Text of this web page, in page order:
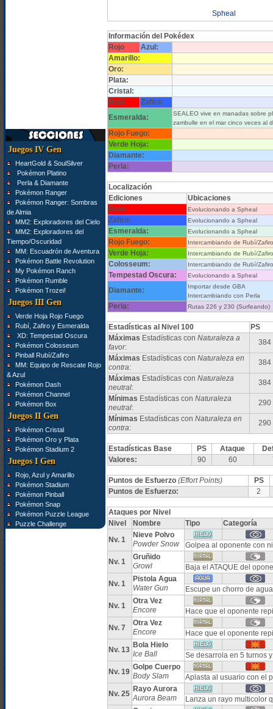
Juegos IV Gen
HeartGold & SoulSilver
Pokémon Platino
Perla & Diamante
Pokémon Ranger
Pokémon Ranger: Sombras
de Almia
MM2: Exploradores del Cielo
MM2: Exploradores del
Tiempo/Oscuridad
MM: Escuadrón de Aventura
Pokémon Battle Revolution
My Pokémon Ranch
Pokémon Rumble
Pokémon Trozei!
Juegos III Gen
Verde Hoja Rojo Fuego
Rubí, Zafiro y Esmeralda
XD: Tempestad Oscura
Pokémon Colosseum
Pinball Rubí/Zafiro
MM: Equipo de Rescate Rojo
& Azul
Pokémon Dash
Pokémon Channel
Pokémon Box
Juegos II Gen
Pokémon Cristal
Pokémon Oro y Plata
Pokémon Stadium 2
Juegos I Gen
Rojo, Azul y Amarillo
Pokémon Stadium
Pokémon Pinball
Pokémon Snap
Pokémon Puzzle League
Puzzle Challenge
Spheal
Información del Pokédex
Rojo
Azul:
Amarillo:
Oro:
Plata:
Cristal:
Rubí
Zafiro:
Esmeralda:
SEALEO vive en manadas sobre
zambulle en el mar cinco veces al
Rojo Fuego:
Verde Hoja:
Diamante:
Perla:
Localización
Ediciones
Ubicaciones
Rubí:
Evolucionando a Spheal
Zafiro: Evolucionando a Spheal
Esmeralda: Evolucionando a Spheal
Rojo Fuego: Intercambiando de Rubí/
Verde Hoja: Intercambiando de Rubí/
Colosseum: Intercambiando de Rubí/
Tempestad Oscura: Evolucionando a Spheal
Diamante:
Importar desde GBA
Intercambiando con Perla
Perla: Rutas 226 y 230 (Surfeando)
Estadísticas al Nivel 100
PS
Máximas Estadísticas con Naturaleza a
favor:
384
Máximas Estadísticas con Naturaleza en
contra:
384
Máximas Estadísticas con Naturaleza
neutral:
384
Mínimas Estadísticas con Naturaleza
neutral:
290
Mínimas Estadísticas con Naturaleza en
contra:
290
Estadísticas Base PS Ataque
Valores:
90 60
Puntos de Esfuerzo (Effort Points)
PS
Puntos de Esfuerzo:
2
Ataques por Nivel
Nivel
Nombre Tipo
Categoría
Nv. 1
Nieve Polvo
Powder Snow
Golpea al oponente con
Nv. 1
Gruñido
Growl
Baja el ATAQUE del
Nv. 1
Pistola Agua
Water Gun
Escupe un chorro de
Nv. 1
Otra Vez
Encore
Hace que el oponente
Nv. 7
Otra Vez
Encore
Hace que el oponente
Nv. 13
Bola Hielo
Ice Ball
Se desarrola en 5 turnos
Nv. 19
Golpe Cuerpo
Body Slam
Aplasta al usuario con el
Nv. 25
Rayo Aurora
Aurora Beam
Lanza un rayo multicolor